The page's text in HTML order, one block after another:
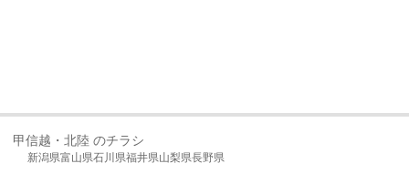
甲信越・北陸 のチラシ
新潟県富山県石川県福井県山梨県長野県